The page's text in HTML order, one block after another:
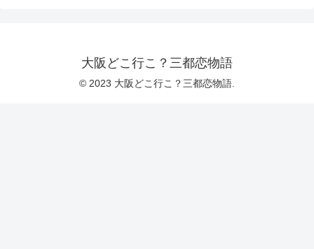
大阪どこ行こ？三都恋物語
© 2023 大阪どこ行こ？三都恋物語.